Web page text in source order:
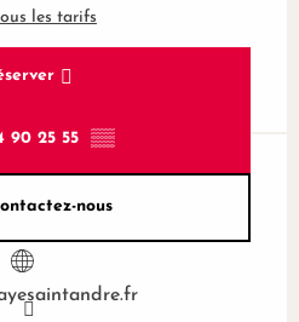
les tarifs
90 25 55 ▒▒
nous